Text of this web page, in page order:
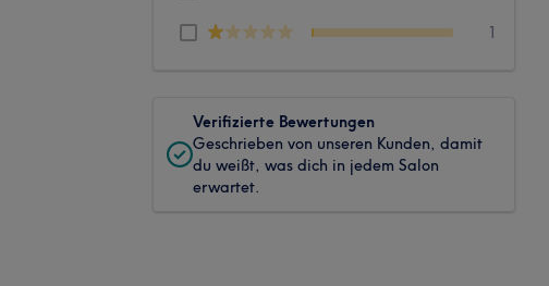
1
Verifizierte Bewertungen
Geschrieben von unseren Kunden, damit
du weißt, was dich in jedem Salon
erwartet.